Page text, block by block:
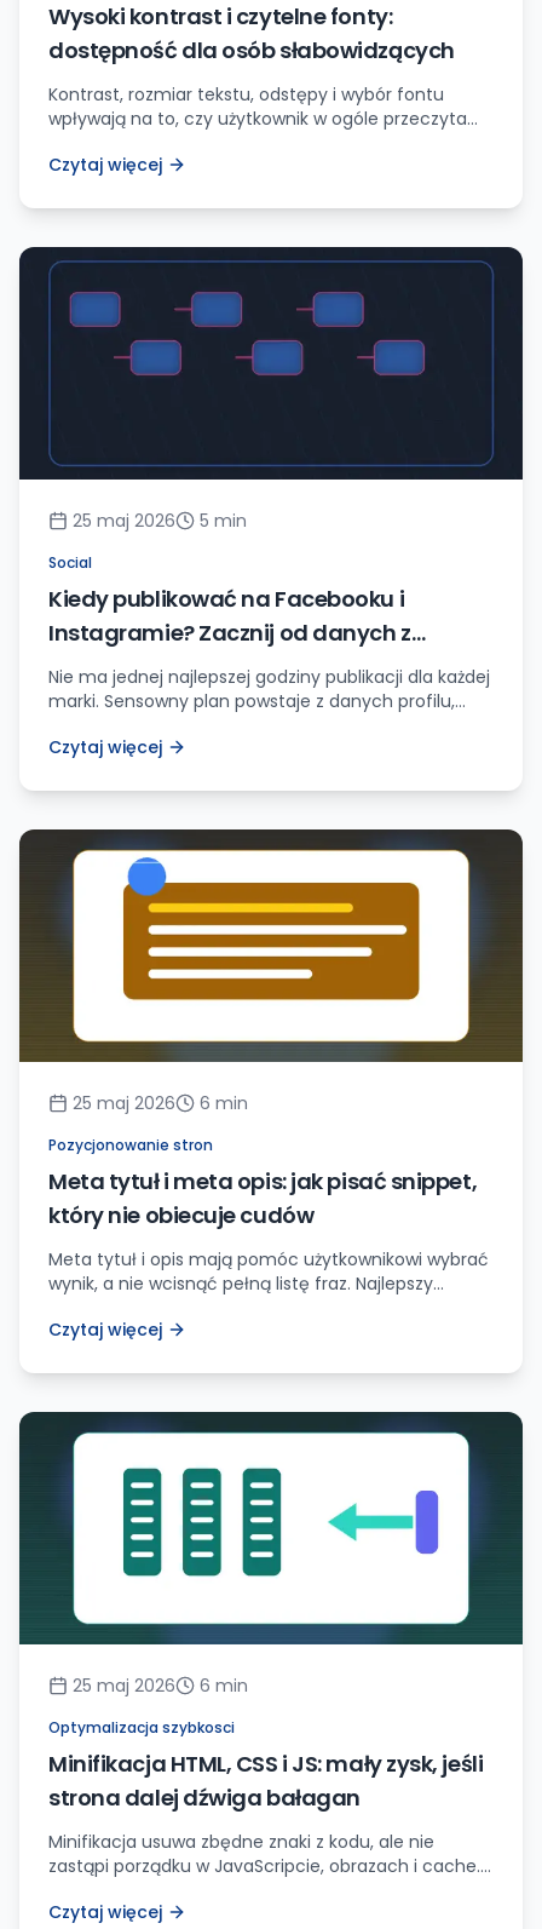
Wysoki kontrast i czytelne fonty:
dostępność dla osób słabowidzących
Kontrast, rozmiar tekstu, odstępy i wybór fontu
wpływają na to, czy użytkownik w ogóle przeczyta
Czytaj więcej
25 maj 2026 5 min
Social
Kiedy publikować na Facebooku i
Instagramie? Zacznij od danych z
własnego profilu
Nie ma jednej najlepszej godziny publikacji dla każdej
marki. Sensowny plan powstaje z danych profilu,
testów.
Czytaj więcej
25 maj 2026 6 min
Pozycjonowanie stron
Meta tytuł i meta opis: jak pisać snippet,
który nie obiecuje cudów
Meta tytuł i opis mają pomóc użytkownikowi wybrać
wynik, a nie wcisnąć pełną listę fraz. Najlepszy
obrony.
Czytaj więcej
25 maj 2026 6 min
Optymalizacja szybkosci
Minifikacja HTML, CSS i JS: mały zysk, jeśli
strona dalej dźwiga bałagan
Minifikacja usuwa zbędne znaki z kodu, ale nie
zastąpi porządku w JavaScripcie, obrazach i cache.
wdrożenie.
Czytaj więcej